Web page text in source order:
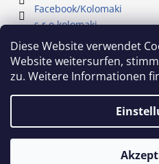
Diese Website verwendet
Website weitersurfen,
zu. Weitere Informationen
Facebook/Kolomaki
s.r.o.kolomaki
Youtube - Kolomaki
Kolomaki.